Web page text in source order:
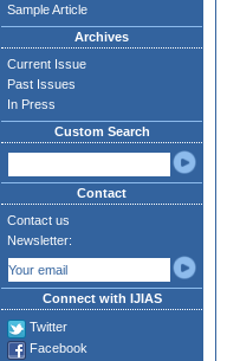
Sample Article
Archives
Current Issue
Past Issues
In Press
Custom Search
Contact
Contact us
Newsletter:
Connect with IJIAS
Twitter
Facebook